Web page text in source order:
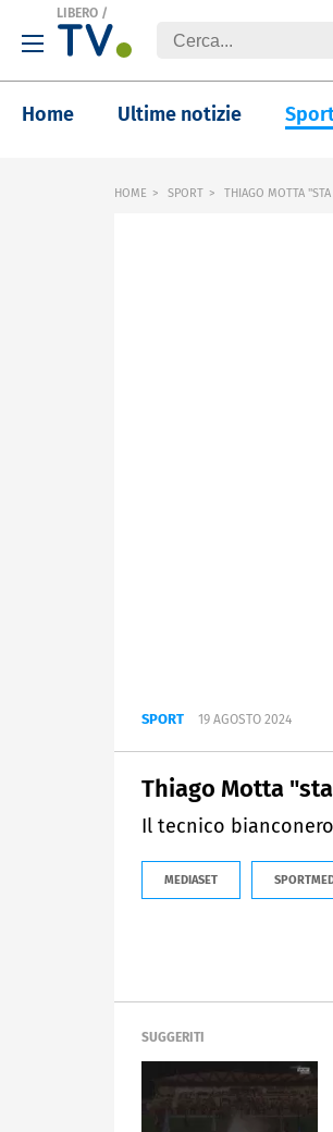
LIBERO /
Home Ultime notizie
HOME SPORT THIAGO MOTTA
SPORT 19 AGOSTO 2024
Thiago Motta
Il tecnico
MEDIASET
SUGGERITI